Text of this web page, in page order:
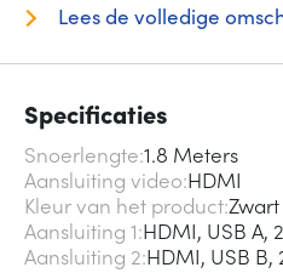
Lees de volledige
Specificaties
Snoerlengte 1.8 Meters
Aansluiting video HDMI
Kleur van het productZwart
Aansluiting 1 HDMI, USB A,
Aansluiting 2 HDMI, USB B,